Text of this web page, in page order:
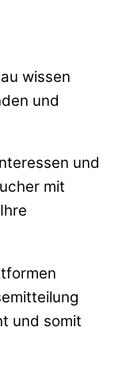
wissen
und
und
mit
und somit